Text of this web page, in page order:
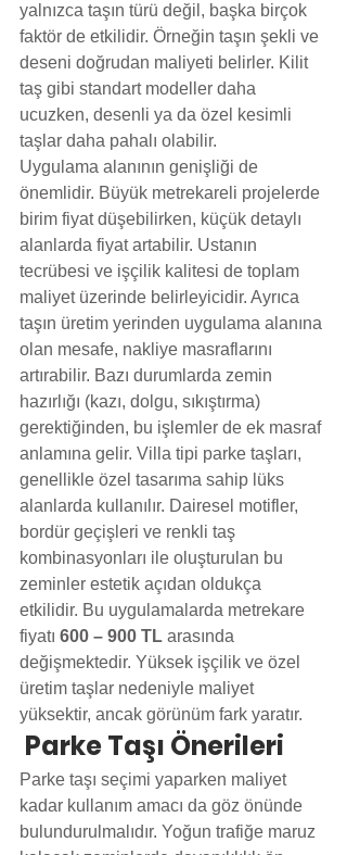
yalnızca taşın türü değil, başka birçok
faktör de etkilidir. Örneğin taşın şekli ve
deseni doğrudan maliyeti belirler. Kilit
taş gibi standart modeller daha
ucuzken, desenli ya da özel kesimli
taşlar daha pahalı olabilir.
Uygulama alanının genişliği de
önemlidir. Büyük metrekareli projelerde
birim fiyat düşebilirken, küçük detaylı
alanlarda fiyat artabilir. Ustanın
tecrübesi ve işçilik kalitesi de toplam
maliyet üzerinde belirleyicidir. Ayrıca
taşın üretim yerinden uygulama alanına
olan mesafe, nakliye masraflarını
artırabilir. Bazı durumlarda zemin
hazırlığı (kazı, dolgu, sıkıştırma)
gerektiğinden, bu işlemler de ek masraf
anlamına gelir. Villa tipi parke taşları,
genellikle özel tasarıma sahip lüks
alanlarda kullanılır. Dairesel motifler,
bordür geçişleri ve renkli taş
kombinasyonları ile oluşturulan bu
zeminler estetik açıdan oldukça
etkilidir. Bu uygulamalarda metrekare
fiyatı 600 – 900 TL arasında
değişmektedir. Yüksek işçilik ve özel
üretim taşlar nedeniyle maliyet
yüksektir, ancak görünüm fark yaratır.
Parke Taşı Önerileri
Parke taşı seçimi yaparken maliyet
kadar kullanım amacı da göz önünde
bulundurulmalıdır. Yoğun trafiğe maruz